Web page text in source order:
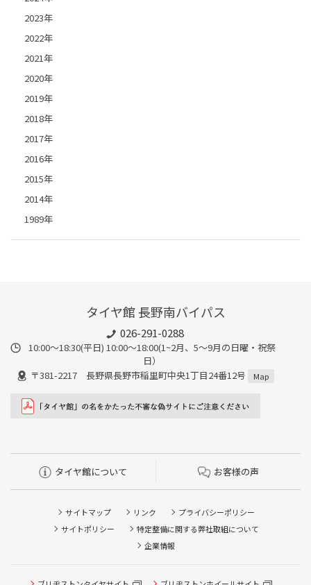
2023年
2022年
2021年
2020年
2019年
2018年
2017年
2016年
2015年
2014年
1989年
タイヤ館 長野南バイパス
026-291-0288
10:00～18:30(平日) 10:00～18:00(1~2月、5～9月の日曜・祝祭
日）
〒381-2217 長野県長野市稲里町中央1丁目24番12号
Map
タイヤ館について お客様の声
サイトマップ リンク
プライバシーポリシー
サイトポリシー
特定整備に関する弊社取組について
企業情報